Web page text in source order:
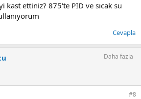
kast ettiniz? 875'te PID ve sıcak su
Cevapla
Daha fazla
#8